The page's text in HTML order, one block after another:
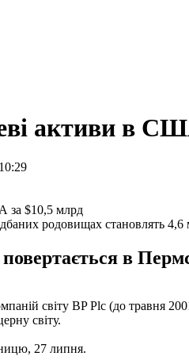
активи в
родовищах становлять 4,6
в
світу BP Plc (до травня
світу.
27 липня.